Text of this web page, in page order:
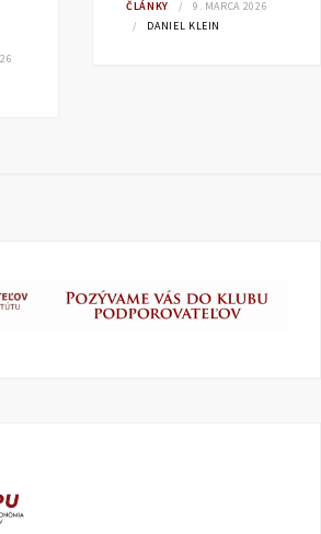
ČLÁNKY
9. MARCA 2026
DANIEL KLEIN